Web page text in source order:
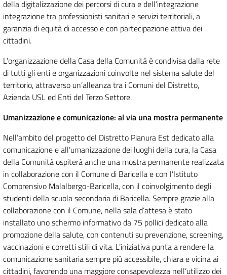
della digitalizzazione dei percorsi di cura e dell’integrazione
integrazione tra professionisti sanitari e servizi territoriali, a
garanzia di equità di accesso e con partecipazione attiva dei
cittadini.
L’organizzazione della Casa della Comunità è condivisa dalla rete
di tutti gli enti e organizzazioni coinvolte nel sistema salute del
territorio, attraverso un’alleanza tra i Comuni del Distretto,
Azienda USL ed Enti del Terzo Settore.
Umanizzazione e comunicazione: al via una mostra permanente
Nell’ambito del progetto del Distretto Pianura Est dedicato alla
comunicazione e all’umanizzazione dei luoghi della cura, la Casa
della Comunità ospiterà anche una mostra permanente realizzata
in collaborazione con il Comune di Baricella e con l’Istituto
Comprensivo Malalbergo-Baricella, con il coinvolgimento degli
studenti della scuola secondaria di Baricella. Sempre grazie alla
collaborazione con il Comune, nella sala d’attesa è stato
installato uno schermo informativo da 75 pollici dedicato alla
promozione della salute, con contenuti su prevenzione, screening,
vaccinazioni e corretti stili di vita. L’iniziativa punta a rendere la
comunicazione sanitaria sempre più accessibile, chiara e vicina ai
cittadini, favorendo una maggiore consapevolezza nell’utilizzo dei